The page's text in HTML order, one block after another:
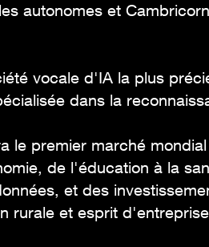
autonomes et
vocale d'IA la plus
dans la
le premier marché
de l'éducation à la
et des
rurale et esprit